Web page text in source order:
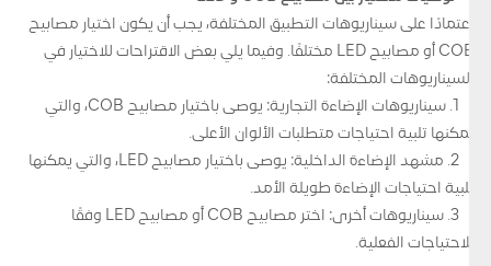
اعتمادًا على سيناريوهات التطبيق المختلفة، يجب أن يكون اختيار مصابيح
COB أو مصابيح LED مختلفًا. وفيما يلي بعض الاقتراحات للاختيار في
السيناريوهات المختلفة:
1. سيناريوهات الإضاءة التجارية: يوصى باختيار مصابيح COB، والتي
يمكنها تلبية احتياجات متطلبات الألوان الأعلى.
2. مشهد الإضاءة الداخلية: يوصى باختيار مصابيح LED، والتي يمكنها
تلبية احتياجات الإضاءة طويلة الأمد.
3. سيناريوهات أخرى: اختر مصابيح COB أو مصابيح LED وفقًا
للاحتياجات الفعلية.